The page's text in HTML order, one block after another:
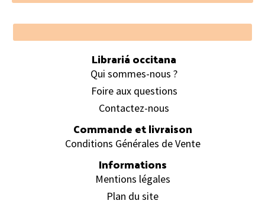
Footer
Librariá occitana
Qui sommes-nous ?
Foire aux questions
Contactez-nous
Commande et livraison
Conditions Générales de Vente
Informations
Mentions légales
Plan du site